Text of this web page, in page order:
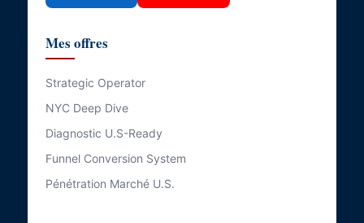
Mes offres
Strategic Operator
NYC Deep Dive
Diagnostic U.S-Ready
Funnel Conversion System
Pénétration Marché U.S.